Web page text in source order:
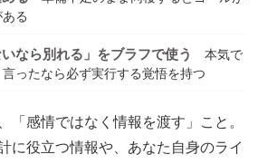
る
いなら別れる」をブラフで使う
本気で
ったなら必ず実行する覚悟を持つ
「感情ではなく情報を渡す」こと。
に役立つ情報や、あなた自身のライ